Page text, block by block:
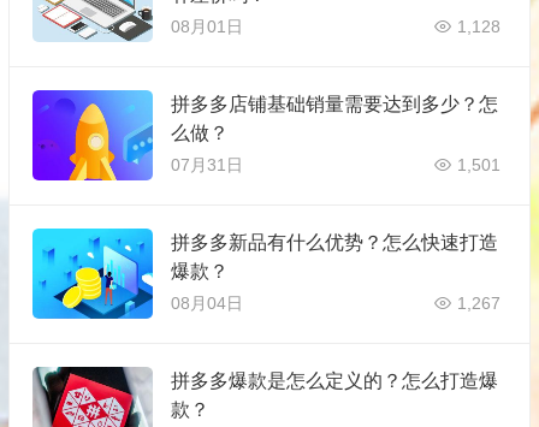
08月01日 1,128
拼多多店铺基础销量需要达到多少？怎
么做？
07月31日 1,501
拼多多新品有什么优势？怎么快速打造
爆款？
08月04日 1,267
拼多多爆款是怎么定义的？怎么打造爆
款？